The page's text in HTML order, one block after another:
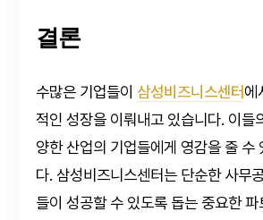
결론
수많은 기업들이 삼성비즈니스센터에
적인 성장을 이뤄내고 있습니다. 이들
양한 산업의 기업들에게 영감을 줄 수
다. 삼성비즈니스센터는 단순한 사무
들이 성공할 수 있도록 돕는 중요한